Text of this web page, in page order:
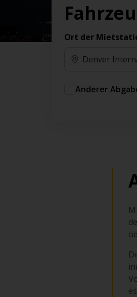
Vorteilen und Prämien
Sie können direkt zu
An ausgewählten
Ort der
Anderer